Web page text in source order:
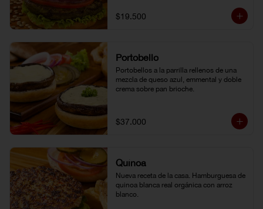
$19.500
Portobello
Portobellos a la parrilla rellenos de una
mezcla de queso azul, emmental y doble
crema sobre pan brioche.
$37.000
Quínoa
Nueva receta de la casa. Hamburguesa de
quinoa blanca real orgánica con arroz
blanco.